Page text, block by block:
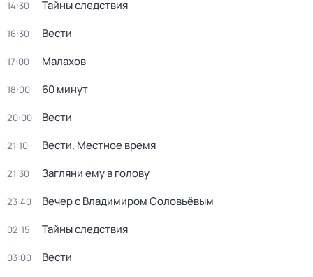
14:30 Тайны следствия
16:30 Вести
17:00 Малахов
18:00 60 минут
20:00 Вести
21:10 Вести. Местное время
21:30 Загляни ему в голову
23:40 Вечер с Владимиром Соловьёвым
02:15 Тайны следствия
03:00 Вести